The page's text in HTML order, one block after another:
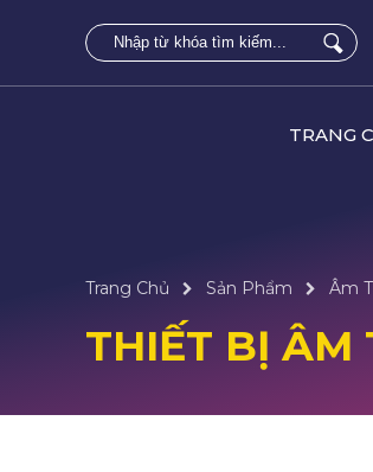
TRANG
Trang Chủ Sản Phẩm Âm
THIẾT BỊ ÂM